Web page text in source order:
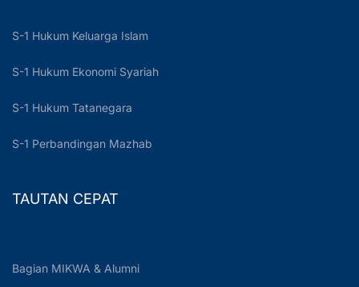
S-1 Hukum Keluarga Islam
S-1 Hukum Ekonomi Syariah
S-1 Hukum Tatanegara
S-1 Perbandingan Mazhab
TAUTAN CEPAT
Bagian MIKWA & Alumni